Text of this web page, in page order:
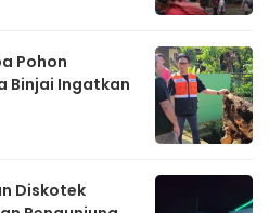
Pohon
Binjai Ingatkan
Diskotek